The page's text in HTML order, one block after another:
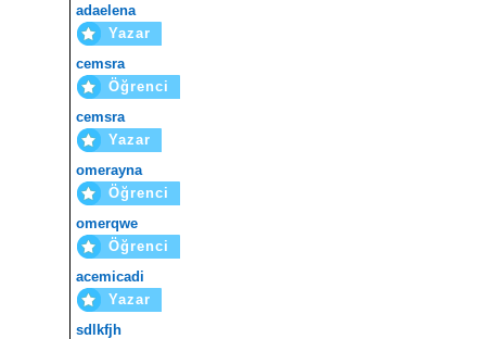
adaelena
Yazar
cemsra
Öğrenci
cemsra
Yazar
omerayna
Öğrenci
omerqwe
Öğrenci
acemicadi
Yazar
sdlkfjh